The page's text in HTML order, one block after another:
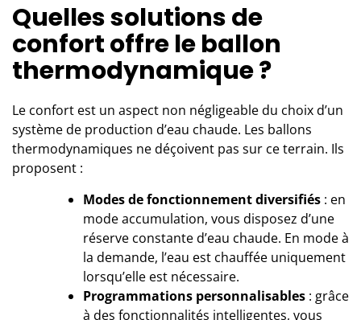
Quelles solutions de
confort offre le ballon
thermodynamique ?
Le confort est un aspect non négligeable du choix d’un
système de production d’eau chaude. Les ballons
thermodynamiques ne déçoivent pas sur ce terrain. Ils
proposent :
Modes de fonctionnement diversifiés : en
mode accumulation, vous disposez d’une
réserve constante d’eau chaude. En mode à
la demande, l’eau est chauffée uniquement
lorsqu’elle est nécessaire.
Programmations personnalisables : grâce
à des fonctionnalités intelligentes, vous